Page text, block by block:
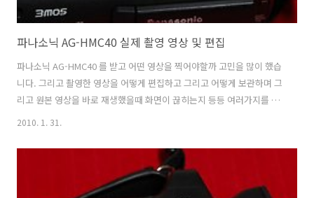
파나소닉 AG-HMC40 실제 촬영 영상 및 편집
파나소닉 AG-HMC40 를 받고 어떤 영상을 찍어야할까 고민을 많이 했습
니다. 그리고 촬영한 영상을 어떻게 편집하고 그리고 어떻게 보관하며 그
리고 원본 영상을 바로 재생했을때 화면이 끊히는지 등등 여러가지를 설
해보고 건물의 높은 벽도 촬영해보았습니다. 처음에 HD급 동영상을 찍
어놓은뒤 걱정하는 내용들은 자신의 컴퓨터에서 끊히는지 등 그런 내용
일듯합니다. 어떤 분은 자신이 애써서 찍은 동영상이 디지털 캠코더에서
2010. 1. 31.